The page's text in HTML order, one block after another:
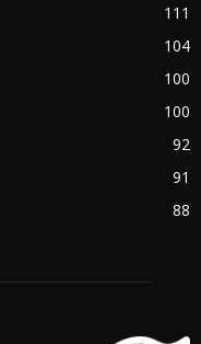
111
104
100
100
92
91
88